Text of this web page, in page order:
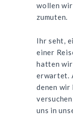
wollen
zumuten.
Ihr seht,
einer
hatten
erwartet.
denen wir
uns in